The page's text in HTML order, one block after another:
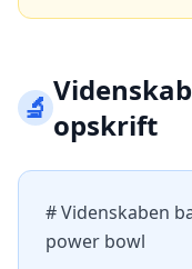
🔬opskrift
# Videnskaben
power bowl